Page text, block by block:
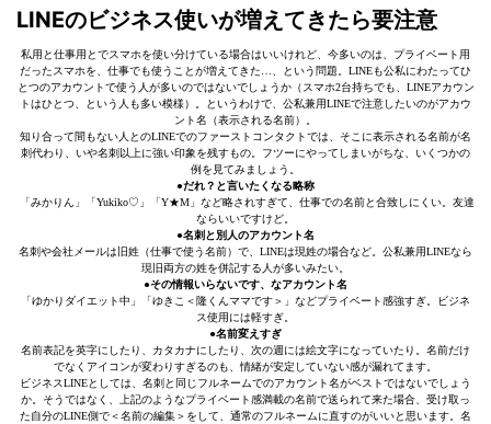
LINEのビジネス使いが増えてきたら要注意
私用と仕事用とでスマホを使い分けている場合はいいけれど、今多いのは、プライベート用
だったスマホを、仕事でも使うことが増えてきた…、という問題。LINEも公私にわたってひ
とつのアカウントで使う人が多いのではないでしょうか（スマホ2台持ちでも、LINEアカウン
トはひとつ、という人も多い模様）。というわけで、公私兼用LINEで注意したいのがアカウ
ント名（表示される名前）。
知り合って間もない人とのLINEでのファーストコンタクトでは、そこに表示される名前が名
刺代わり、いや名刺以上に強い印象を残すもの。フツーにやってしまいがちな、いくつかの
例を見てみましょう。
●だれ？と言いたくなる略称
「みかりん」「Yukiko♡」「Y★M」など略されすぎて、仕事での名前と合致しにくい。友達
ならいいですけど。
●名刺と別人のアカウント名
名刺や会社メールは旧姓（仕事で使う名前）で、LINEは現姓の場合など。公私兼用LINEなら
現旧両方の姓を併記する人が多いみたい。
●その情報いらないです、なアカウント名
「ゆかりダイエット中」「ゆきこ＜隆くんママです＞」などプライベート感強すぎ。ビジネ
ス使用には軽すぎ。
●名前変えすぎ
名前表記を英字にしたり、カタカナにしたり、次の週には絵文字になっていたり。名前だけ
でなくアイコンが変わりすぎるのも、情緒が安定していない感が漏れてます。
ビジネスLINEとしては、名刺と同じフルネームでのアカウント名がベストではないでしょう
か。そうではなく、上記のようなプライベート感満載の名前で送られて来た場合、受け取っ
た自分のLINE側で＜名前の編集＞をして、通常のフルネームに直すのがいいと思います。名